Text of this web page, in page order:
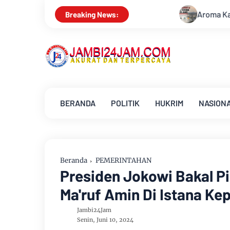
Breaking News:
Aroma Karhutla Mulai Tercium di Kota
BERANDA POLITIK HUKRIM
Beranda PEMERINTAHAN
Presiden Jokowi Bakal
Ma'ruf Amin Di Istana
Jambi24Jam
Senin, Juni 10, 2024